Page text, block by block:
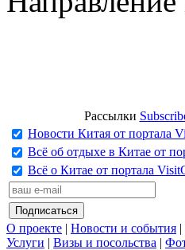
Рассылки
Новости Китая от портала
Всё об отдыхе в Китае от
Всё о Китае от портала
О проекте | Новости и события |
Услуги | Визы и посольства |